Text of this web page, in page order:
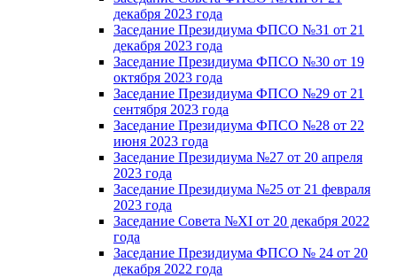
декабря 2023 года
Заседание Президиума ФПСО №31 от 21
декабря 2023 года
Заседание Президиума ФПСО №30 от 19
октября 2023 года
Заседание Президиума ФПСО №29 от 21
сентября 2023 года
Заседание Президиума ФПСО №28 от 22
июня 2023 года
Заседание Президиума №27 от 20 апреля
2023 года
Заседание Президиума №25 от 21 февраля
2023 года
Заседание Совета №XI от 20 декабря 2022
года
Заседание Президиума ФПСО № 24 от 20
декабря 2022 года